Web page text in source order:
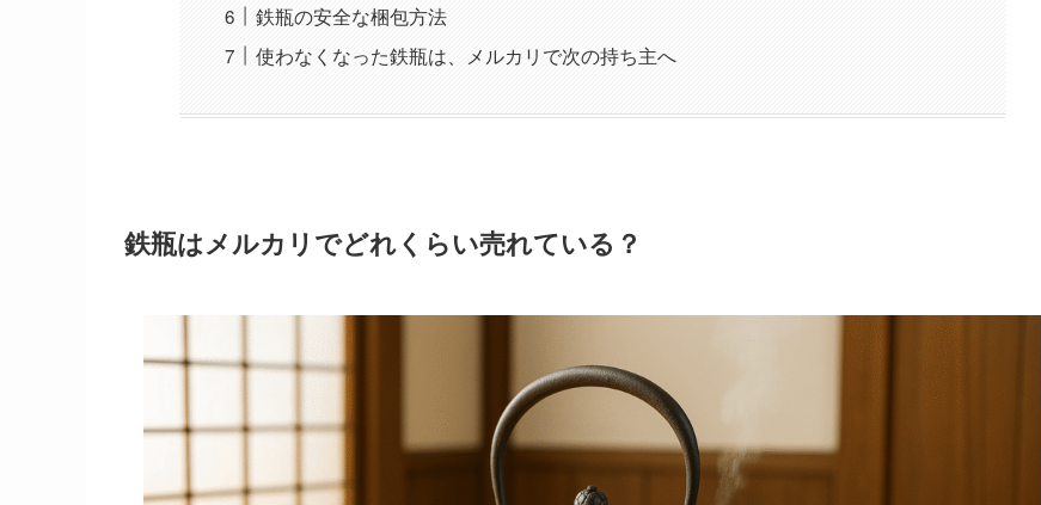
鉄瓶の安全な梱包方法
使わなくなった鉄瓶は、メルカリで次の持ち主へ
鉄瓶はメルカリでどれくらい売れている？